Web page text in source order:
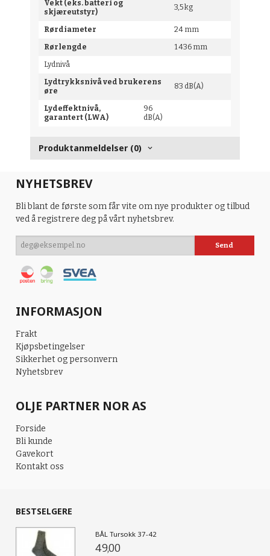
Vekt (eks. batteri og
skjæreutstyr)
3,5 kg
Rørdiameter 24 mm
Rørlengde 1 436 mm
Lydnivå
Lydtrykksnivå ved brukerens
øre
83 dB(A)
Lydeffektnivå,
garantert (LWA)
96
dB(A)
Produktanmeldelser (0)
NYHETSBREV
Bli blant de første som får vite om nye produkter og tilbud
ved å registrere deg på vårt nyhetsbrev.
INFORMASJON
Frakt
Kjøpsbetingelser
Sikkerhet og personvern
Nyhetsbrev
OLJE PARTNER NOR AS
Forside
Bli kunde
Gavekort
Kontakt oss
BESTSELGERE
BÅL Tursokk 37-42
49,00